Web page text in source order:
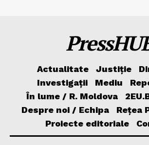
Actualitate Justiție
Investigații
Mediu
În lume / R. Moldova
Despre noi / Echipa
Rețea
Proiecte editoriale